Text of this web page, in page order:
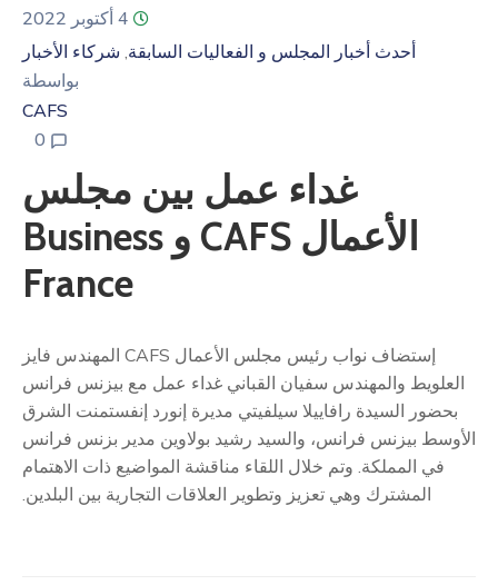
أخبار المجلس و الفعاليات السابقة‚شركاء الأخبار
غداء عمل بين مجلس
الأعمال CAFS و Business
France
إستضاف نواب رئيس مجلس الأعمال CAFS المهندس فايز
والمهندس سفيان القباني غداء عمل مع بيزنس فرانس
رافاييلا سيلفيتي مديرة إنورد إنفستمنت الشرق
فرانس، والسيد رشيد بولاوين مدير بزنس فرانس
وتم خلال اللقاء مناقشة المواضيع ذات الاهتمام
وهي تعزيز وتطوير العلاقات التجارية بين البلدين.